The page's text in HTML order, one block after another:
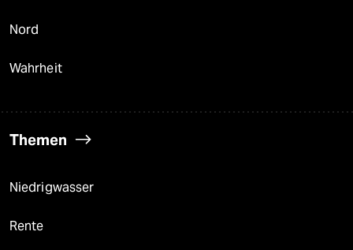
Nord
Wahrheit
Themen
Niedrigwasser
Rente